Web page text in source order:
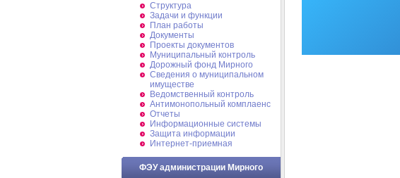
Структура
Задачи и функции
План работы
Документы
Проекты документов
Муниципальный контроль
Дорожный фонд Мирного
Cведения о муниципальном
имуществе
Ведомственный контроль
Антимонопольный комплаенс
Отчеты
Информационные системы
Защита информации
Интернет-приемная
ФЭУ администрации Мирного